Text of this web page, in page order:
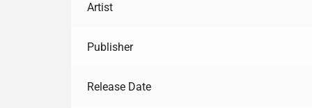
Artist
Publisher
Release Date